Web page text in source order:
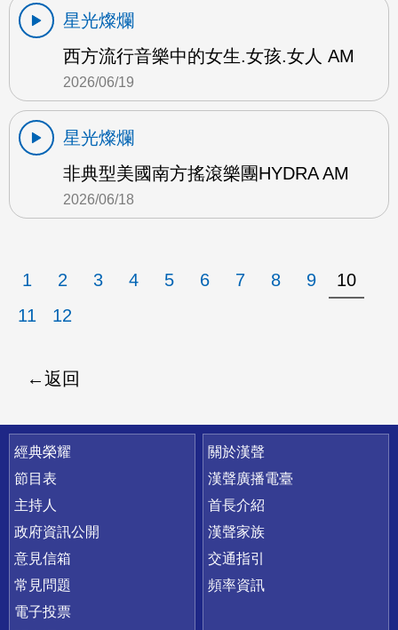
星光燦爛
西方流行音樂中的女生.女孩.女人 AM
2026/06/19
星光燦爛
非典型美國南方搖滾樂團HYDRA AM
2026/06/18
1 2 3 4 5 6 7 8 9
10
11
12
返回
快速連結
經典榮耀
節目表
主持人
政府資訊公開
意見信箱
常見問題
電子投票
關於漢聲
漢聲廣播電臺
首長介紹
漢聲家族
交通指引
頻率資訊